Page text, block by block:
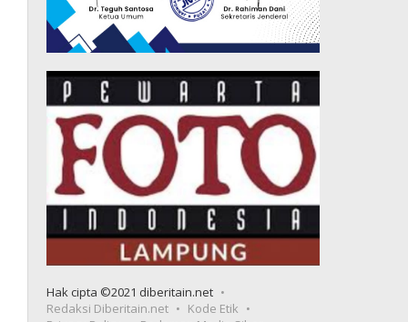
Hak cipta ©2021 diberitain.net
Redaksi Diberitain.net
Kode Etik